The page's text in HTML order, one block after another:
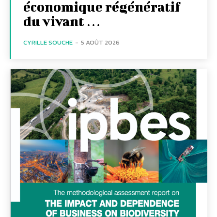
économique régénératif
du vivant …
CYRILLE SOUCHE - 5 AOÛT 2026